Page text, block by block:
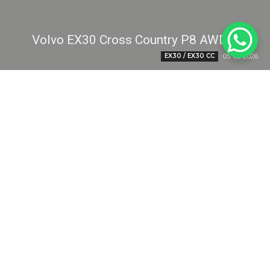
Volvo EX30 Cross Country P8 AWD: Test
EX30 / EX30 CC 05. 08. 2026